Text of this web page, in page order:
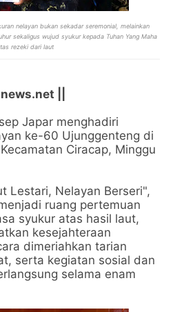
nelayan bukan sekadar seremonial, melainkan
sekaligus wujud syukur kepada Tuhan Yang Maha
rezeki dari laut
||
Japar menghadiri
ke-60 Ujunggenteng di
Ciracap, Minggu
Lestari, Nelayan Berseri",
ruang pertemuan
syukur atas hasil laut,
kesejahteraan
dimeriahkan tarian
serta kegiatan sosial dan
selama enam